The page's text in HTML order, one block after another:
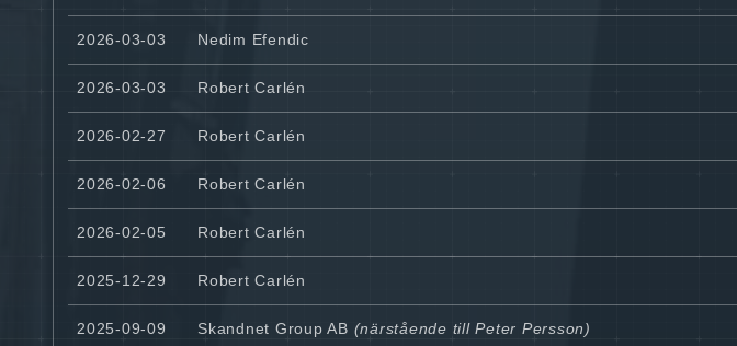
2026-03-03 Nedim Efendic
2026-03-03 Robert Carlén
2026-02-27 Robert Carlén
2026-02-06 Robert Carlén
2026-02-05 Robert Carlén
2025-12-29 Robert Carlén
2025-09-09 Skandnet Group AB (närstående till Peter Persson)